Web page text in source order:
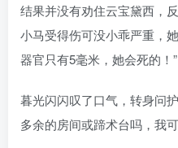
结果并没有劝住云宝黛西，
小马受得伤可没小乖严重，
器官只有5毫米，她会死的！”
暮光闪闪叹了口气，转身问
多余的房间或蹄术台吗，我